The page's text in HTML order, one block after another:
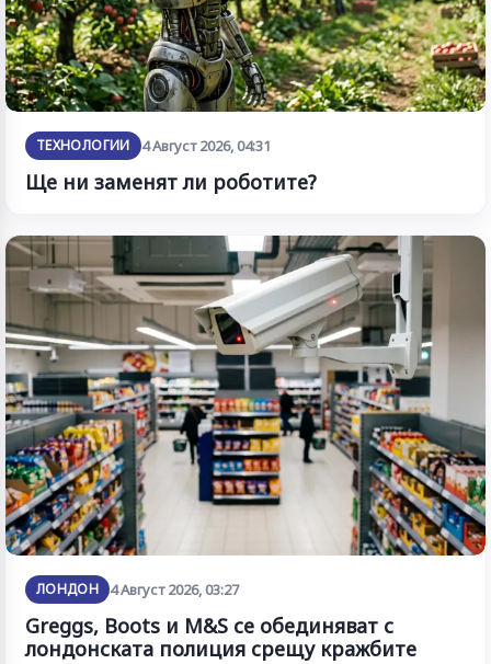
ТЕХНОЛОГИИ 4 Август 2026, 04:31
Ще ни заменят ли роботите?
ЛОНДОН 4 Август 2026, 03:27
Greggs, Boots и M&S се обединяват с
лондонската полиция срещу кражбите